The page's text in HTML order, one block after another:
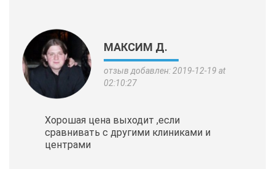
МАКСИМ Д.
отзыв добавлен: 2019-12-19 at
02:10:27
Хорошая цена выходит ,если
сравнивать с другими клиниками и
центрами